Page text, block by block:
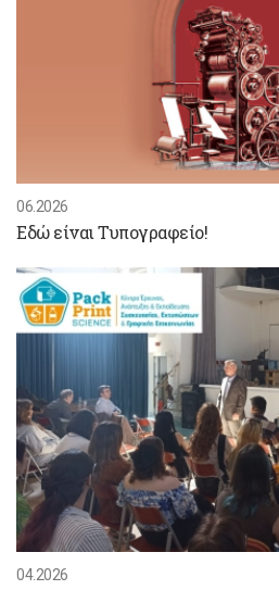
06.2026
Εδώ είναι Τυπογραφείο!
04.2026